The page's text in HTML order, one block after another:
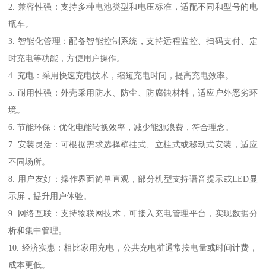
2. 兼容性强：支持多种电池类型和电压标准，适配不同和型号的电
瓶车。
3. 智能化管理：配备智能控制系统，支持远程监控、扫码支付、定
时充电等功能，方便用户操作。
4. 充电：采用快速充电技术，缩短充电时间，提高充电效率。
5. 耐用性强：外壳采用防水、防尘、防腐蚀材料，适应户外恶劣环
境。
6. 节能环保：优化电能转换效率，减少能源浪费，符合理念。
7. 安装灵活：可根据需求选择壁挂式、立柱式或移动式安装，适应
不同场所。
8. 用户友好：操作界面简单直观，部分机型支持语音提示或LED显
示屏，提升用户体验。
9. 网络互联：支持物联网技术，可接入充电管理平台，实现数据分
析和集中管理。
10. 经济实惠：相比家用充电，公共充电桩通常按电量或时间计费，
成本更低。